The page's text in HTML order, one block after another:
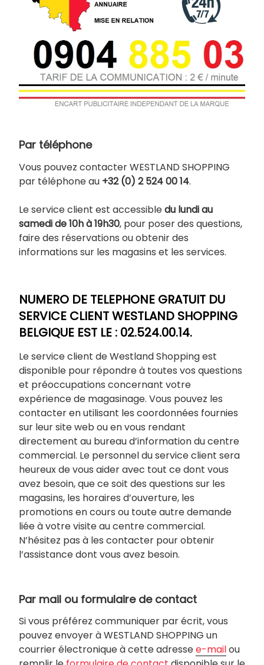
Par téléphone
Vous pouvez contacter WESTLAND SHOPPING
par téléphone au +32 (0) 2 524 00 14.
Le service client est accessibledu lundi au
samedi de 10h à 19h30, pour poser des questions,
faire des réservations ou obtenir des
informations sur les magasins et les services.
NUMERO DE TELEPHONE GRATUIT DU
SERVICE CLIENT WESTLAND SHOPPING
BELGIQUE EST LE : 02.524.00.14.
Le service client de Westland Shopping est
disponible pour répondre à toutes vos questions
et préoccupations concernant votre
expérience de magasinage. Vous pouvez les
contacter en utilisant les coordonnées fournies
sur leur site web ou en vous rendant
directement au bureau d’information du centre
commercial. Le personnel du service client sera
heureux de vous aider avec tout ce dont vous
avez besoin, que ce soit des questions sur les
magasins, les horaires d’ouverture, les
promotions en cours ou toute autre demande
liée à votre visite au centre commercial.
N’hésitez pas à les contacter pour obtenir
l’assistance dont vous avez besoin.
Par mail ou formulaire de contact
Si vous préférez communiquer par écrit, vous
pouvez envoyer à WESTLAND SHOPPING un
courrier électronique à cette adressee-mailou